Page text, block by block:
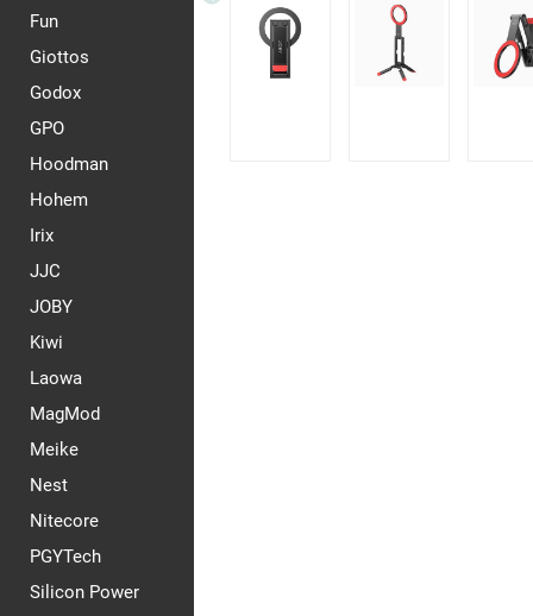
Fun
Giottos
Godox
GPO
Hoodman
Hohem
Irix
JJC
JOBY
Kiwi
Laowa
MagMod
Meike
Nest
Nitecore
PGYTech
Silicon Power